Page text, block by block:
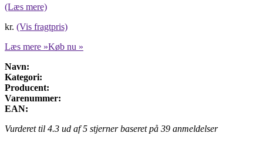
(Læs mere)
kr. (Vis fragtpris)
Læs mere »Køb nu »
Navn:
Kategori:
Producent:
Varenummer:
EAN:
Vurderet til 4.3 ud af 5 stjerner baseret på 39 anmeldelser